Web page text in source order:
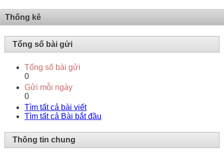
Thống kê
Tổng số bài gửi
Tổng số bài gửi
0
Gửi mỗi ngày
0
Tìm tất cả bài viết
Tìm tất cả Bài bắt đầu
Thông tin chung